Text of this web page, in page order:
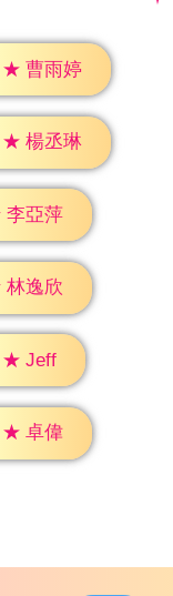
★ 曹雨婷
★ 楊丞琳
李亞萍
林逸欣
★ Jeff
★ 卓偉